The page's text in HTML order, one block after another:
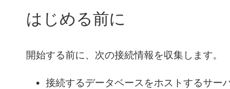
はじめる前に
開始する前に、次の接続情報を収集します。
接続するデータベースをホストするサー